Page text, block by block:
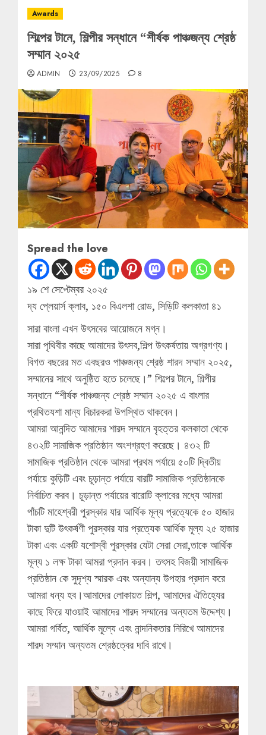
Awards
শিল্পের টানে, শিল্পীর সন্ধানে “শীর্ষক পাঞ্চজন্য শ্রেষ্ঠ
সম্মান ২০২৫
ADMIN 23/09/2025 8
Spread the love
১৯ শে সেপ্টেম্বর ২০২৫
দ্য প্লেয়ার্স ক্লাব, ১৫০ বিএলশা রোড, সিড়িটি কলকাতা ৪১
সারা বাংলা এখন উৎসবের আয়োজনে মগ্ন।
সারা পৃথিবীর কাছে আমাদের উৎসব,শিল্প উৎকর্ষতায় অগ্রগণ্য।
বিগত বছরের মত এবছরও পাঞ্চজন্য শ্রেষ্ঠ শারদ সম্মান ২০২৫,
সম্মানের সাথে অনুষ্ঠিত হতে চলেছে।” শিল্পের টানে, শিল্পীর
সন্ধানে “শীর্ষক পাঞ্চজন্য শ্রেষ্ঠ সম্মান ২০২৫ এ বাংলার
প্রথিতযশা মান্য বিচারকরা উপস্থিত থাকবেন।
আমরা আনন্দিত আমাদের শারদ সম্মানে বৃহত্তর কলকাতা থেকে
৪৩২টি সামাজিক প্রতিষ্ঠান অংশগ্রহণ করেছে। ৪৩২ টি
সামাজিক প্রতিষ্ঠান থেকে আমরা প্রথম পর্যায়ে ৫০টি দ্বিতীয়
পর্যায়ে কুড়িটি এবং চূড়ান্ত পর্যায়ে বারটি সামাজিক প্রতিষ্ঠানকে
নির্বাচিত করব। চূড়ান্ত পর্যায়ের বারোটি ক্লাবের মধ্যে আমরা
পাঁচটি মাহেশ্বরী পুরস্কার যার আর্থিক মূল্য প্রত্যেকে ৫০ হাজার
টাকা দুটি উৎকর্ষণী পুরস্কার যার প্রত্যেক আর্থিক মূল্য ২৫ হাজার
টাকা এবং একটি যশোস্বী পুরস্কার যেটা সেরা সেরা,তাকে আর্থিক
মূল্য ১ লক্ষ টাকা আমরা প্রদান করব। তৎসহ বিজয়ী সামাজিক
প্রতিষ্ঠান কে সুদৃশ্য স্মারক এবং অন্যান্য উপহার প্রদান করে
আমরা ধন্য হব।আমাদের লোকায়ত শিল্প, আমাদের ঐতিহ্যের
কাছে ফিরে যাওয়াই আমাদের শারদ সম্মানের অন্যতম উদ্দেশ্য।
আমরা গর্বিত, আর্থিক মূল্যে এবং নান্দনিকতার নিরিখে আমাদের
শারদ সম্মান অন্যতম শ্রেষ্ঠত্বের দাবি রাখে।